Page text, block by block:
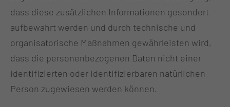
dass diese zusätzlichen Informationen gesondert
aufbewahrt werden und durch technische und
organisatorische Maßnahmen gewährleisten wird,
dass die personenbezogenen Daten nicht einer
identifizierten oder identifizierbaren natürlichen
Person zugewiesen werden können.